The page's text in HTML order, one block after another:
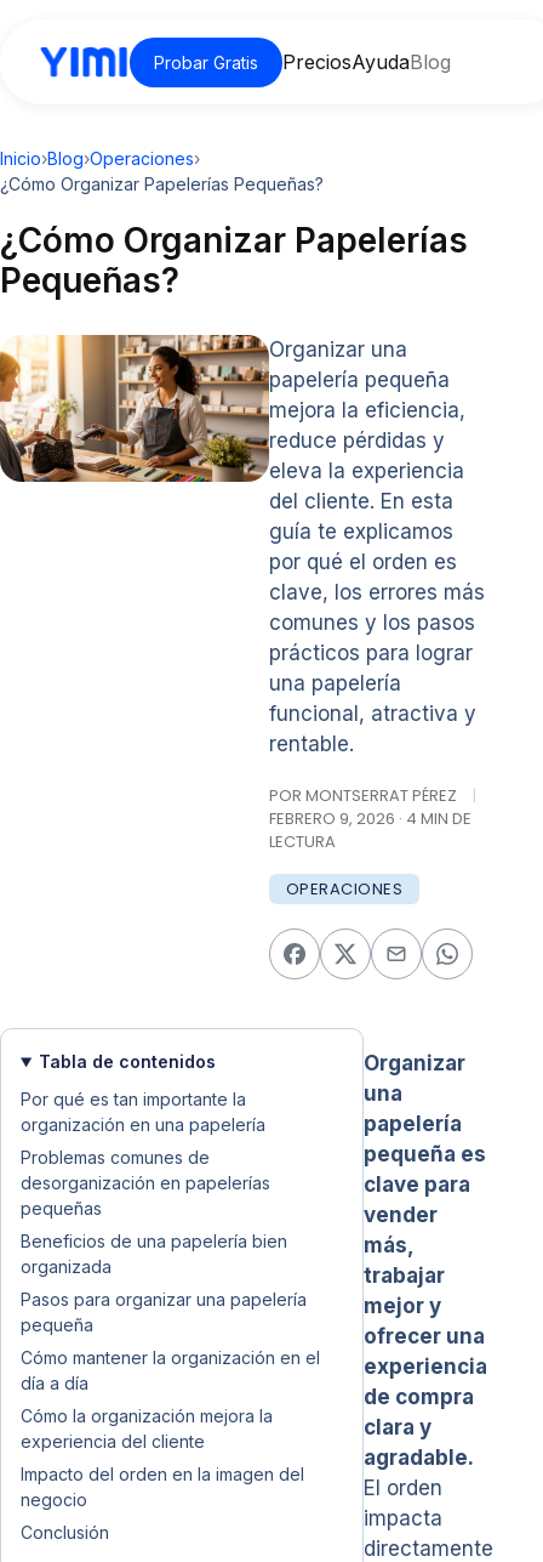
Probar Gratis PreciosAyudaBlog
Inicio›Blog›Operaciones›
¿Cómo Organizar Papelerías Pequeñas?
¿Cómo Organizar Papelerías
Pequeñas?
Organizar una
papelería pequeña
mejora la eficiencia,
reduce pérdidas y
eleva la experiencia
del cliente. En esta
guía te explicamos
por qué el orden es
clave, los errores más
comunes y los pasos
prácticos para lograr
una papelería
funcional, atractiva y
rentable.
POR MONTSERRAT PÉREZ
|
FEBRERO 9, 2026 · 4 MIN DE
LECTURA
OPERACIONES
Tabla de contenidos
Por qué es tan importante la
organización en una papelería
Problemas comunes de
desorganización en papelerías
pequeñas
Beneficios de una papelería bien
organizada
Pasos para organizar una papelería
pequeña
Cómo mantener la organización en el
día a día
Cómo la organización mejora la
experiencia del cliente
Impacto del orden en la imagen del
negocio
Conclusión
Organizar
una
papelería
pequeña es
clave para
vender
más,
trabajar
mejor y
ofrecer una
experiencia
de compra
clara y
agradable.
El orden
impacta
directamente